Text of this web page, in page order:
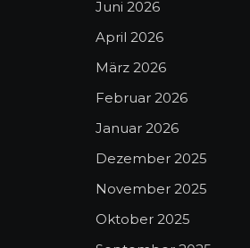
Juni 2026
April 2026
März 2026
Februar 2026
Januar 2026
Dezember 2025
November 2025
Oktober 2025